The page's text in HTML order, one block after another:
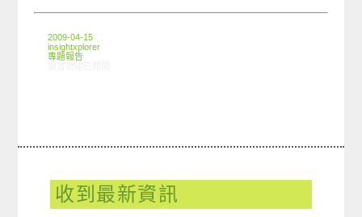
2009-04-15
insightxplorer
專題報告
收到最新資訊